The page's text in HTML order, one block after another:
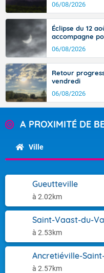
06/08/2026
Éclipse du 12
accompagne
06/08/2026
Retour
vendredi
06/08/2026
A PROXIMITÉ DE
Ville
Gueutteville
à 2.02km
Saint-Vaast-du-
à 2.53km
Ancretiéville-
à 2.57km